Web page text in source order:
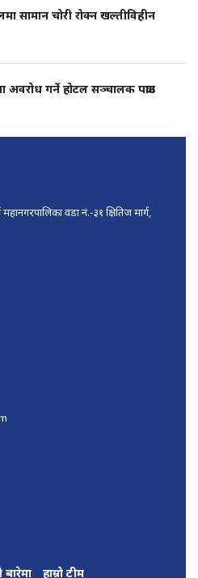
सामान चोरी रोक्न खल्तीविहीन
गर्ने होटल सञ्चालक पक्राउ
वडा नं.-३१ क्षितिज मार्ग,
बारेमा हाम्रो टीम